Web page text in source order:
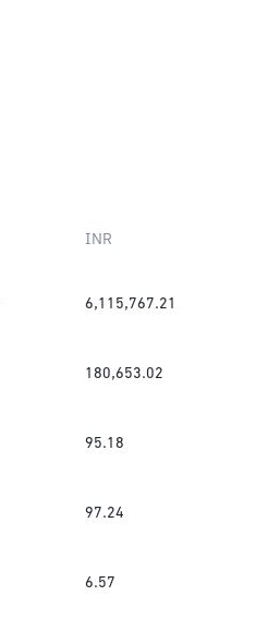
INR
6,115,767.21
180,653.02
95.18
97.24
6.57